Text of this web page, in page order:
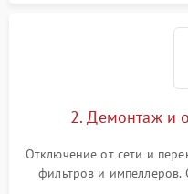
2. Демонтаж и
Отключение от сети и
фильтров и импеллеров.